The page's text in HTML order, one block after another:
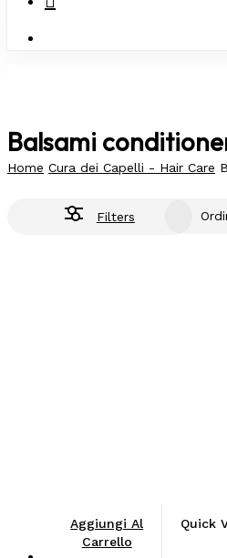
Balsami
Home Cura dei Capelli - Hair Care
Filters
Aggiungi Al
Carrello
Quick